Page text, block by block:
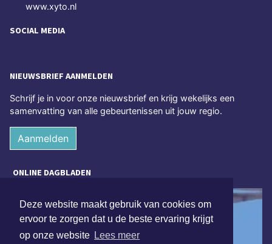
Deze website maakt gebruik van cookies om
ervoor te zorgen dat u de beste ervaring krijgt
op onze website Lees meer
www.xyto.nl
SOCIAL MEDIA
NIEUWSBRIEF AANMELDEN
Schrijf je in voor onze nieuwsbrief en krijg wekelijks een
samenvatting van alle gebeurtenissen uit jouw regio.
Aanmelden
ONLINE DAGBLADEN